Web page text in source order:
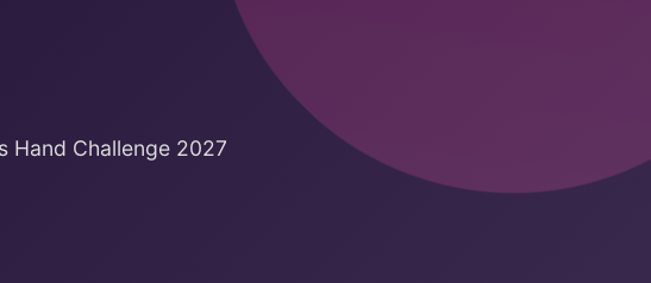
Hand Challenge 2027